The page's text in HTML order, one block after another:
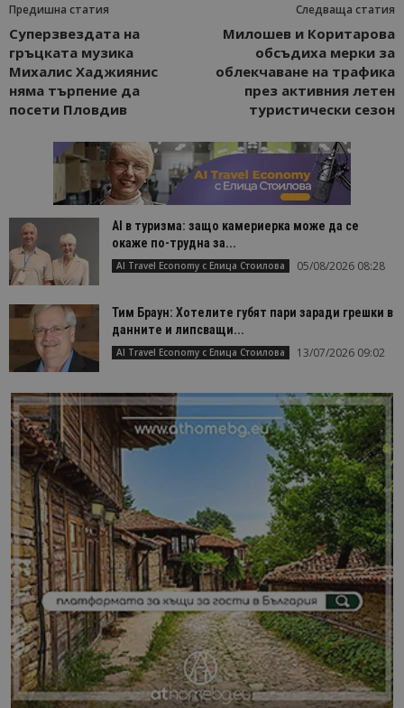
Предишна статия
Суперзвездата на
гръцката музика
Михалис Хаджиянис
няма търпение да
посети Пловдив
Следваща статия
Милошев и Коритарова
обсъдиха мерки за
облекчаване на трафика
през активния летен
туристически сезон
AI в туризма: защо камериерка може да се
окаже по-трудна за...
AI Travel Economy с Елица Стоилова 05/08/2026 08:28
Тим Браун: Хотелите губят пари заради грешки в
данните и липсващи...
AI Travel Economy с Елица Стоилова 13/07/2026 09:02